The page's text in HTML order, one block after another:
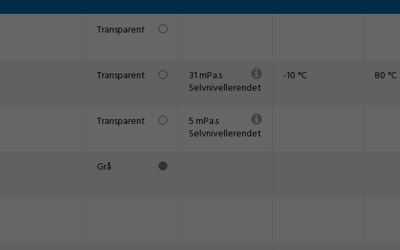
Transparent
Transparent 31 mPa.s
Selvnivellerendet
-10 °C 80 °C
Transparent 5 mPa.s
Selvnivellerendet
Grå